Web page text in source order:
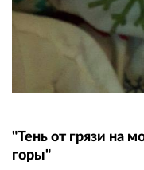
"Тень от грязи на
горы"